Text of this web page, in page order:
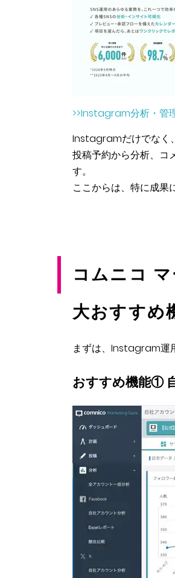
>>Instagram分析・管
Instagramだけでなく
投稿予約から分析、コ
す。
ここからは、特に成果
コムニコ
大おすすめ
まずは、Instagram運
おすすめ機能①